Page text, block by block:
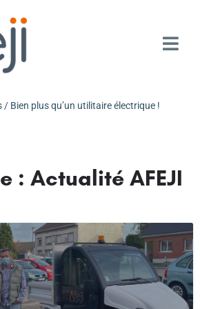
d’outils
/ Bien plus qu’un utilitaire électrique !
: Actualité AFEJI